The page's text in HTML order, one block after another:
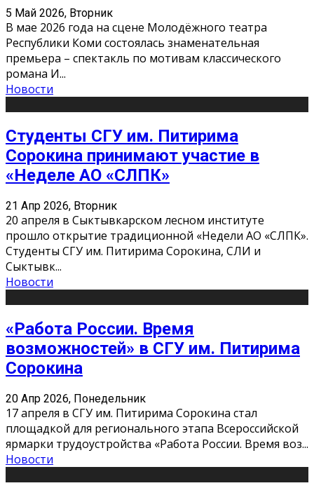
5 Май 2026, Вторник
В мае 2026 года на сцене Молодёжного театра
Республики Коми состоялась знаменательная
премьера – спектакль по мотивам классического
романа И...
Новости
Студенты СГУ им. Питирима
Сорокина принимают участие в
«Неделе АО «СЛПК»
21 Апр 2026, Вторник
20 апреля в Сыктывкарском лесном институте
прошло открытие традиционной «Недели АО «СЛПК».
Студенты СГУ им. Питирима Сорокина, СЛИ и
Сыктывк...
Новости
«Работа России. Время
возможностей» в СГУ им. Питирима
Сорокина
20 Апр 2026, Понедельник
17 апреля в СГУ им. Питирима Сорокина стал
площадкой для регионального этапа Всероссийской
ярмарки трудоустройства «Работа России. Время воз...
Новости